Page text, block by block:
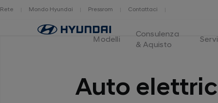
Rete Mondo Hyundai Pressrom Contattaci
Logo
Hyundai
Switzerland
Modelli
Consulenza
& Aquisto
Auto